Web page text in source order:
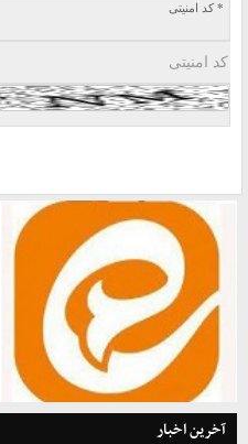
* کد امنیتی
آخرین اخبار